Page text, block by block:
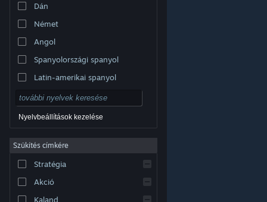
védjegyek jogos tulajdonosaiké az Egyesült
szabályzat
| Jogi információk
Steam előfizetői szerződés
Dán
Német
Angol
Spanyolországi spanyol
Latin-amerikai spanyol
Nyelvbeállítások kezelése
Szűkítés címkére
Stratégia
Akció
Kaland